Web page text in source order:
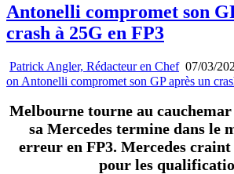
Antonelli compromet son
crash à 25G en FP3
Patrick Angler, Rédacteur en Chef 07/03/
on Antonelli compromet son GP après un
Melbourne tourne au
sa Mercedes termine dans le
erreur en FP3. Mercedes
pour les